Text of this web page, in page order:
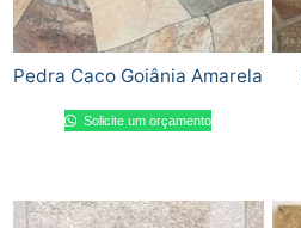
Pedra Caco Goiânia Amarela
Solicite um orçamento